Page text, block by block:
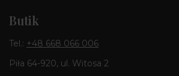
Butik
Tel.: +48 668 066 006
Piła 64-920, ul. Witosa 2